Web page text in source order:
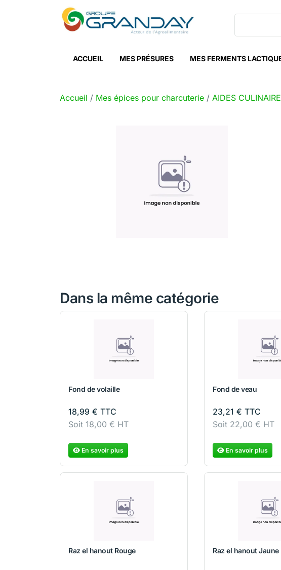
Skip to main content
ACCUEIL MES PRÉSURES MES FERMENTS
Accueil / Mes épices pour charcuterie / AIDES
Dans la même catégorie
Fond de volaille
18,99 € TTC
Soit 18,00 € HT
En savoir plus
Fond de veau
23,21 € TTC
Soit 22,00 € HT
En savoir plus
Raz el hanout Rouge Raz el hanout Jaune